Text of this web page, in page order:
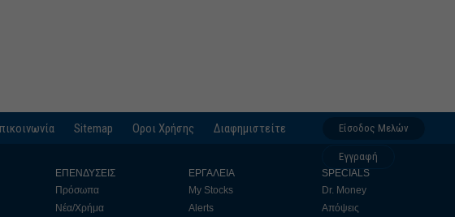
Sitemap Οροι Χρήσης Διαφημιστείτε Είσοδος Μελών
Εγγραφή
ΕΠΕΝΔΥΣΕΙΣ
Πρόσωπα
Νέα/Χρήμα
ΕΡΓΑΛΕΙΑ
My Stocks
Alerts
SPECIALS
Dr. Money
Απόψεις